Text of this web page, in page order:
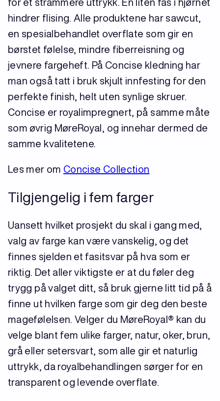
for et strammere uttrykk. En liten fas i hjørnet
hindrer flising. Alle produktene har sawcut,
en spesialbehandlet overflate som gir en
børstet følelse, mindre fiberreisning og
jevnere fargeheft. På Concise kledning har
man også tatt i bruk skjult innfesting for den
perfekte finish, helt uten synlige skruer.
Concise er royalimpregnert, på samme måte
som øvrig MøreRoyal, og innehar dermed de
samme kvalitetene.
Les mer om Concise Collection
Tilgjengelig i fem farger
Uansett hvilket prosjekt du skal i gang med,
valg av farge kan være vanskelig, og det
finnes sjelden et fasitsvar på hva som er
riktig. Det aller viktigste er at du føler deg
trygg på valget ditt, så bruk gjerne litt tid på å
finne ut hvilken farge som gir deg den beste
magefølelsen. Velger du MøreRoyal® kan du
velge blant fem ulike farger, natur, oker, brun,
grå eller setersvart, som alle gir et naturlig
uttrykk, da royalbehandlingen sørger for en
transparent og levende overflate.